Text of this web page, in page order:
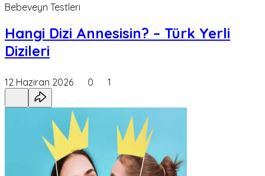
Bebeveyn Testleri
Hangi Dizi Annesisin? – Türk Yerli
Dizileri
12 Haziran 2026 0 1